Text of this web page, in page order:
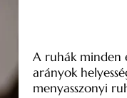
A ruhák minden
arányok
menyasszonyi